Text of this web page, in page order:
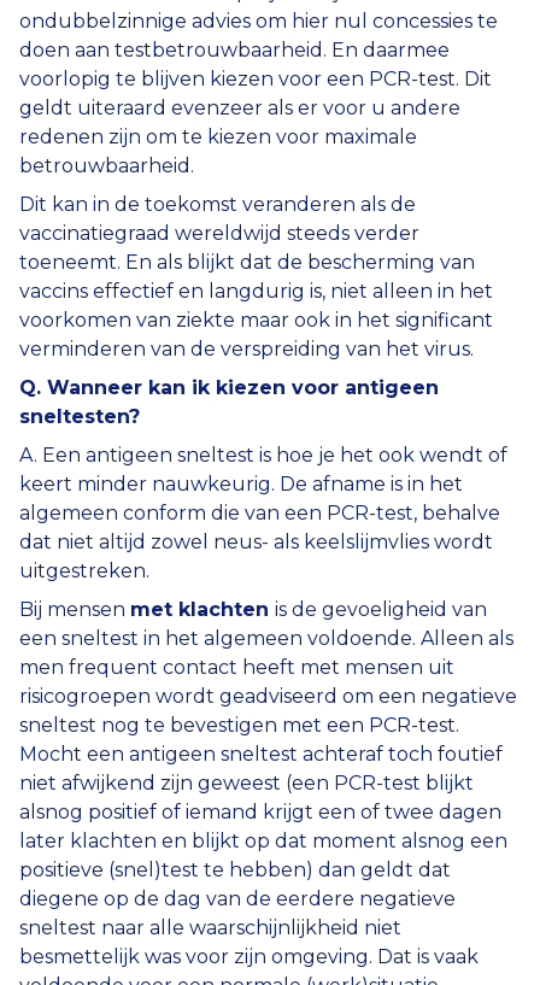
ondubbelzinnige advies om hier nul concessies te
doen aan testbetrouwbaarheid. En daarmee
voorlopig te blijven kiezen voor een PCR-test. Dit
geldt uiteraard evenzeer als er voor u andere
redenen zijn om te kiezen voor maximale
betrouwbaarheid.
Dit kan in de toekomst veranderen als de
vaccinatiegraad wereldwijd steeds verder
toeneemt. En als blijkt dat de bescherming van
vaccins effectief en langdurig is, niet alleen in het
voorkomen van ziekte maar ook in het significant
verminderen van de verspreiding van het virus.
Q. Wanneer kan ik kiezen voor antigeen
sneltesten?
A. Een antigeen sneltest is hoe je het ook wendt of
keert minder nauwkeurig. De afname is in het
algemeen conform die van een PCR-test, behalve
dat niet altijd zowel neus- als keelslijmvlies wordt
uitgestreken.
Bij mensen met klachten is de gevoeligheid van
een sneltest in het algemeen voldoende. Alleen als
men frequent contact heeft met mensen uit
risicogroepen wordt geadviseerd om een negatieve
sneltest nog te bevestigen met een PCR-test.
Mocht een antigeen sneltest achteraf toch foutief
niet afwijkend zijn geweest (een PCR-test blijkt
alsnog positief of iemand krijgt een of twee dagen
later klachten en blijkt op dat moment alsnog een
positieve (snel)test te hebben) dan geldt dat
diegene op de dag van de eerdere negatieve
sneltest naar alle waarschijnlijkheid niet
besmettelijk was voor zijn omgeving. Dat is vaak